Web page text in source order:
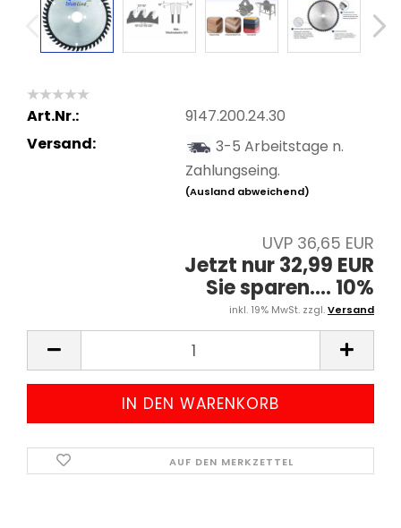
Art.Nr.:
9147.200.24.30
Versand:
3-5 Arbeitstage n.
Zahlungseing.
(Ausland abweichend)
UVP 36,65 EUR
Jetzt nur 32,99 EUR
Sie sparen.... 10%
inkl. 19% MwSt. zzgl.Versand
AUF DEN MERKZETTEL